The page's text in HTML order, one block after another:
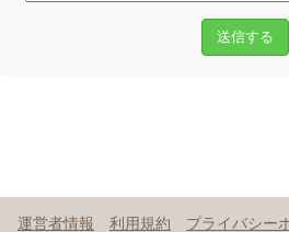
送信する
運営者情報 利用規約 プライバシー